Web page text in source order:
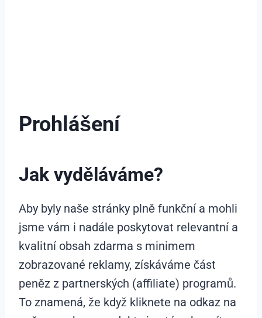
Prohlášení
Jak vyděláváme?
Aby byly naše stránky plně funkční a mohli
jsme vám i nadále poskytovat relevantní a
kvalitní obsah zdarma s minimem
zobrazované reklamy, získáváme část
peněz z partnerských (affiliate) programů.
To znamená, že když kliknete na odkaz na